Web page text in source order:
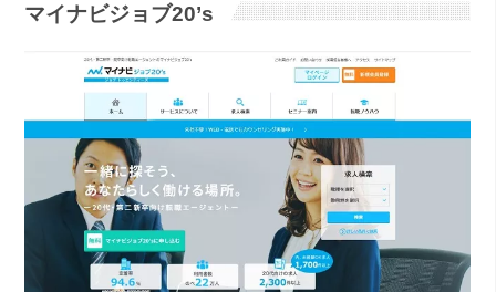
マイナビジョブ20’s